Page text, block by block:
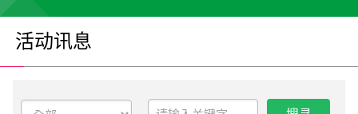
我们的使命
健康养殖
公司据点
研发团队
无抗养殖
无抗养殖理念
解决方案
媒体中心
最新消息
联络我们
活动讯息